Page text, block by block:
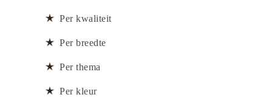
Per kwaliteit
Per breedte
Per thema
Per kleur